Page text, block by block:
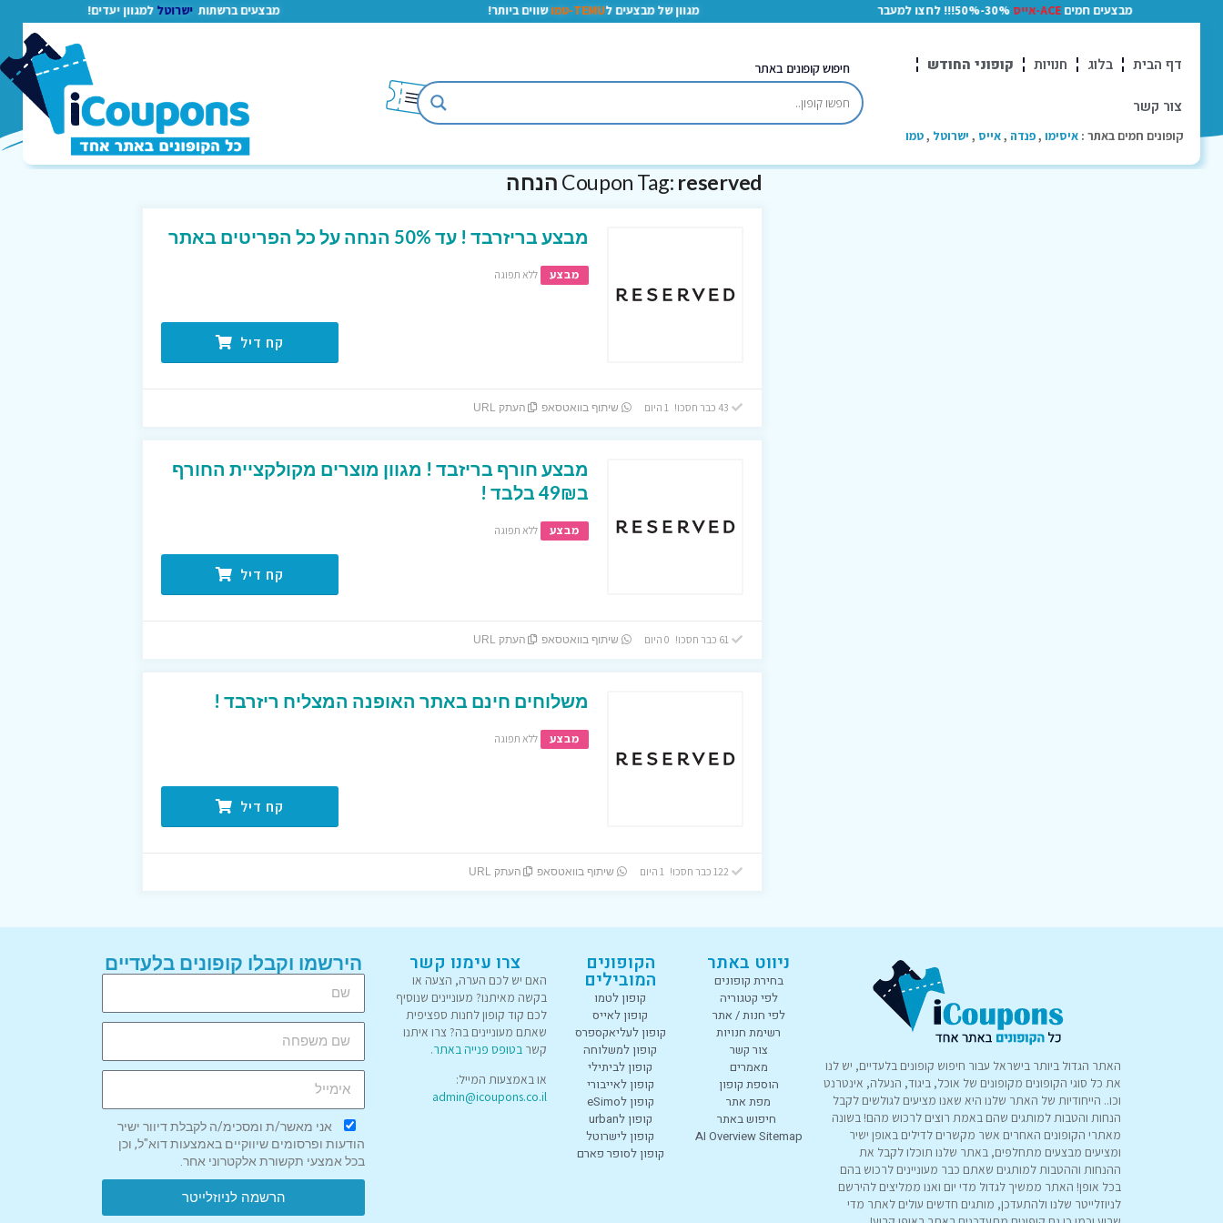
מבצעים חמיםACE-אייס 30%-50%!!! לחצו למעבר מגוון של מבצעים לTEMU-טמו שווים ביותר! מבצעים ברשתות ישרוטללמגוון יעדים!
דף הבית בלוג חנויות קופוני החודש
צור קשר
קופונים חמים באתר : איסימו ,פנדה ,אייס , ישרוטל ,טמו
חיפוש קופונים באתר
Coupon Tag: reserved הנחה
מבצע בריזרבד ! עד 50% הנחה על כל הפריטים באתר
מבצע ללא תפוגה
קח דיל
שיתוף בוואטסאפ העתק URL
מבצע חורף בריזבד ! מגוון מוצרים מקולקציית החורף
ב49₪ בלבד !
מבצע ללא תפוגה
קח דיל
61 כבר חסכו! 0 היום שיתוף בוואטסאפ העתק URL
משלוחים חינם באתר האופנה המצליח ריזרבד !
מבצע ללא תפוגה
קח דיל
122 כבר חסכו! 1 היום שיתוף בוואטסאפ העתק URL
האתר הגדול ביותר בישראל עבור חיפוש קופונים בלעדיים, יש לנו
את כל סוגי הקופונים מקופונים של אוכל, ביגוד, הנעלה, אינטרנט
וכו.. הייחודיות של האתר שלנו היא שאנו מציעים לגולשים לקבל
הנחות והטבות למותגים שהם באמת רוצים לרכוש מהם! בשונה
מאתרי הקופונים האחרים אשר מקשרים לדילים באופן ישיר
ומציעים מבצעים מתחלפים, באתר שלנו תוכלו לקבל את
ההנחות וההטבות למותגים שאתם כבר מעוניינים לרכוש בהם
בכל אופן! האתר ממשיך לגדול מדי יום ואנו ממליצים להירשם
לניוזלייטר שלנו ולהתעדכן, מותגים חדשים עולים לאתר מדי
ניווט באתר
בחירת קופונים
לפי קטגוריה
לפי חנות / אתר
רשימת חנויות
צור קשר
מאמרים
הוספת קופון
מפת אתר
חיפוש באתר
AI Overview Sitemap
הקופונים
המובילים
קופון לטמו
קופון לאייס
קופון לעליאקספרס
קופון למשלוחה
קופון לביתילי
קופון לאייבורי
קופון לeSimo
קופון לurban
קופון לישרוטל
קופון לסופר פארם
צרו עימנו קשר
האם יש לכם הערה, הצעה או
בקשה מאיתנו? מעוניינים שנוסיף
לכם קוד קופון לחנות ספציפית
שאתם מעוניינים בה? צרו איתנו
קשר בטופס פנייה באתר.
או באמצעות המייל:
admin@icoupons.co.il
הירשמו וקבלו קופונים בלעדיים
אני מאשר/ת ומסכימ/ה לקבלת דיוור ישיר
הודעות ופרסומים שיווקיים באמצעות דוא"ל, וכן
בכל אמצעי תקשורת אלקטרוני אחר.
הרשמה לניוזלייטר